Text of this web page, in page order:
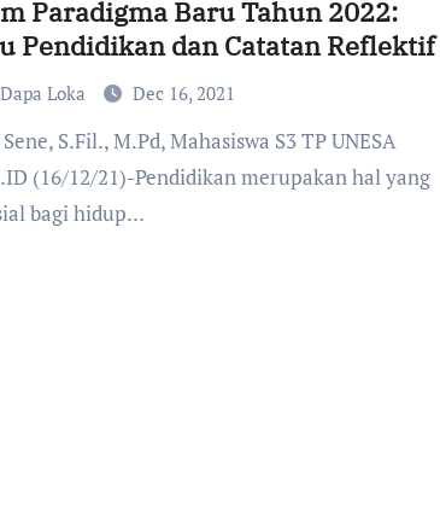
Paradigma Baru Tahun 2022:
Pendidikan dan Catatan Reflektif
Loka Dec 16, 2021
(16/12/21)-Pendidikan merupakan hal yang
bagi hidup…